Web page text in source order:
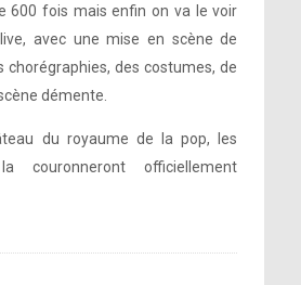
600 fois mais enfin on va le voir
avec une mise en scène de
chorégraphies, des costumes, de
démente.
du royaume de la pop, les
la couronneront officiellement